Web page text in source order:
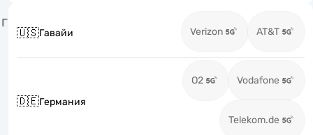
Г
🇺🇸Гавайи Verizon AT&T
🇩🇪Германия
O2 Vodafone
Telekom.de